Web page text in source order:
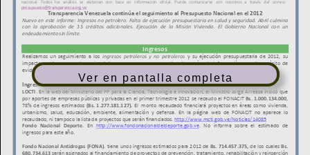
Ver en pantalla completa